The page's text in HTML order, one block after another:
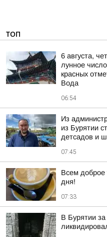
ТОП
6 августа,
лунное
красных
Вода
06:54
Из
из Бурятии
детсадов и
07:45
Всем доброе
дня!
07:33
В Бурятии